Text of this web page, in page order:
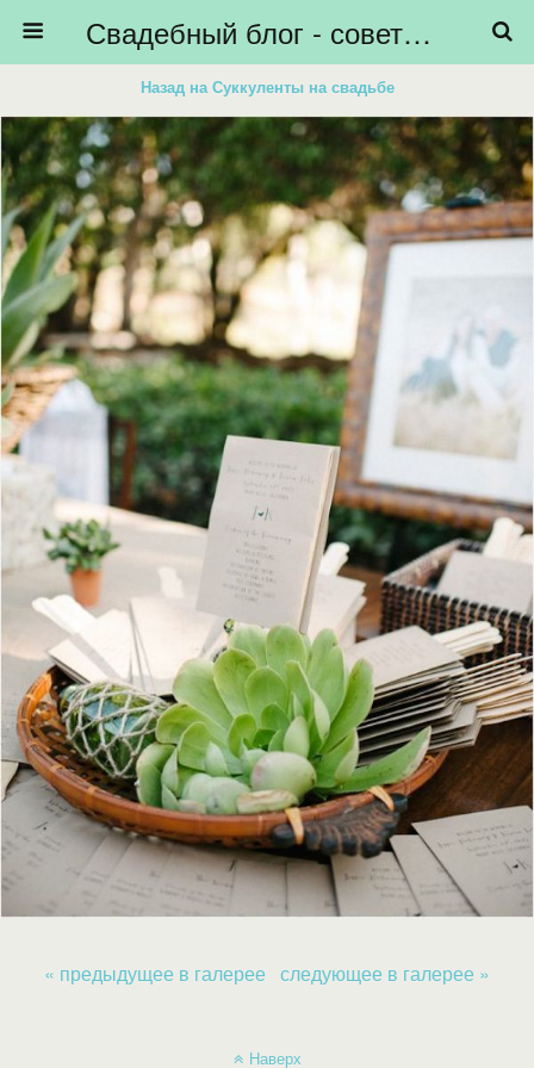
Свадебный блог - советы невестам, подготовка к свадьбе - HiBride
Назад на Суккуленты на свадьбе
« предыдущее в галерее следующее в галерее »
Наверх